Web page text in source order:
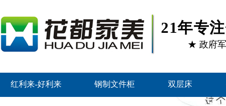
21年专
★ 政府
红利来-好利来 钢制文件柜 双层床